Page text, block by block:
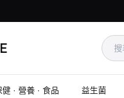
健 · 營養 · 食品 益生菌